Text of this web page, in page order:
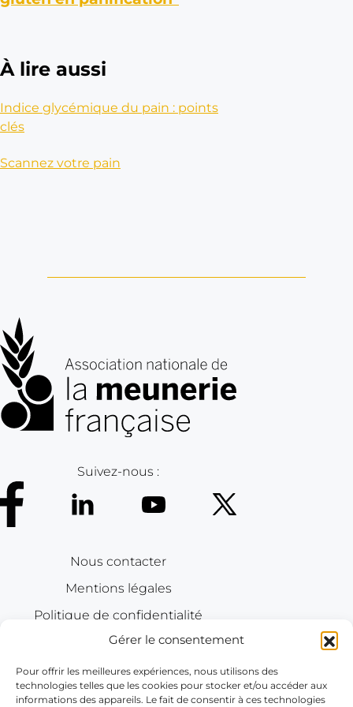
Gérer le consentement
Pour offrir les meilleures expériences, nous utilisons des
technologies telles que les cookies pour stocker et/ou accéder aux
informations des appareils. Le fait de consentir à ces technologies
q
o
t
d
e
n
g
a
g
é
E
n
a
À lire aussi
Indice glycémique du pain : points
clés
Scannez votre pain
Suivez-nous :
Nous contacter
Mentions légales
Politique de confidentialité
Contactez-nous
66 Rue La Boétie